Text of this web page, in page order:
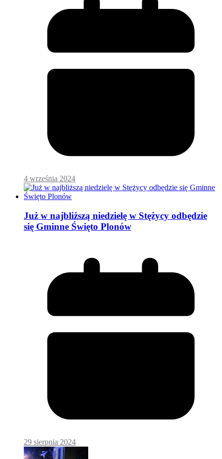
4 września 2024
Już w najbliższą niedzielę w Stężycy odbędzie
się Gminne Święto Plonów
29 sierpnia 2024